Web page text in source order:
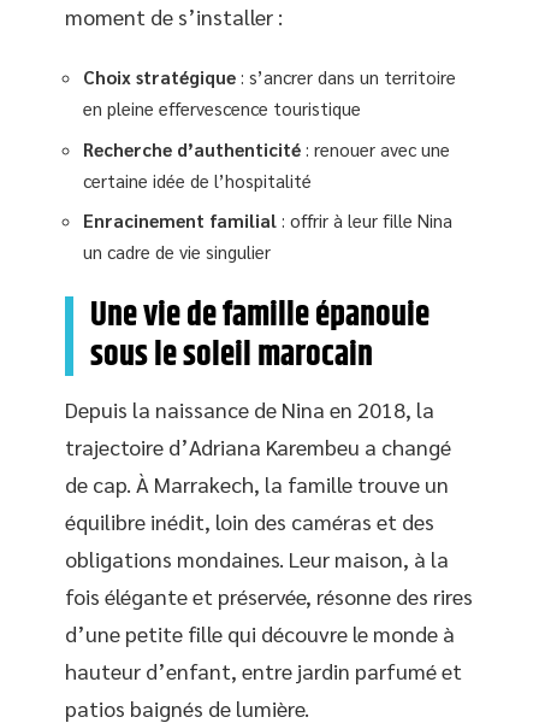
moment de s’installer :
Choix stratégique : s’ancrer dans un territoire
en pleine effervescence touristique
Recherche d’authenticité : renouer avec une
certaine idée de l’hospitalité
Enracinement familial : offrir à leur fille Nina
un cadre de vie singulier
Une vie de famille épanouie
sous le soleil marocain
Depuis la naissance de Nina en 2018, la
trajectoire d’Adriana Karembeu a changé
de cap. À Marrakech, la famille trouve un
équilibre inédit, loin des caméras et des
obligations mondaines. Leur maison, à la
fois élégante et préservée, résonne des rires
d’une petite fille qui découvre le monde à
hauteur d’enfant, entre jardin parfumé et
patios baignés de lumière.